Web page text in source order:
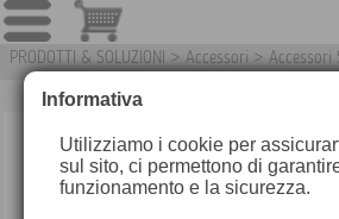
PRODOTTI & SOLUZIONI > Accessori > Accessori
Informativa
Utilizziamo i cookie per
sul sito, ci permettono di
funzionamento e la sicurezza.